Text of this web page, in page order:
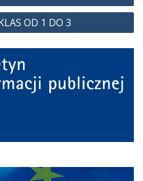
OD 1 DO 3